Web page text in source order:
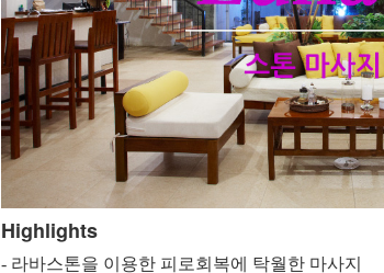
Highlights
- 라바스톤을 이용한 피로회복에 탁월한 마사지